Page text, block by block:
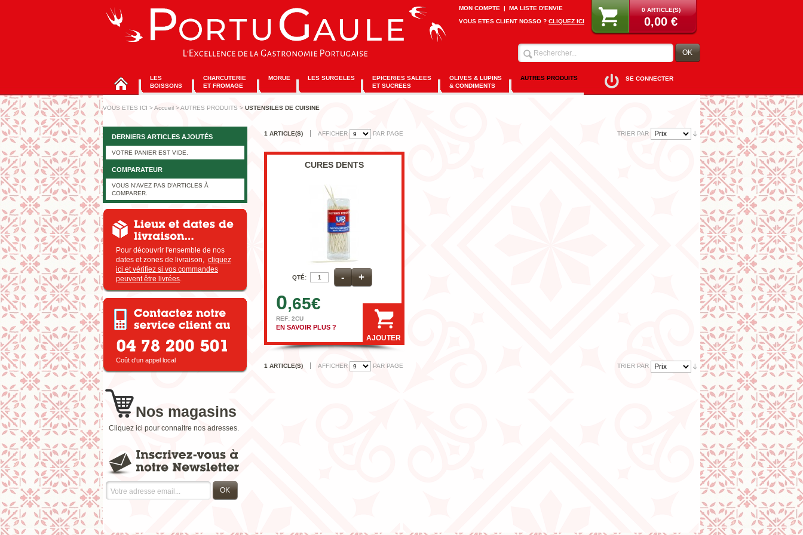
0 ARTICLE(S)
0,00 €
MON COMPTE | MA LISTE D'ENVIE
VOUS ETES CLIENT NOSSO ? CLIQUEZ ICI
OK
LES
BOISSONS
CHARCUTERIE
ET FROMAGE
MORUE LES SURGELES
EPICERIES SALEES
ET SUCREES
OLIVES & LUPINS
& CONDIMENTS
AUTRES PRODUITS SE CONNECTER
VOUS ETES ICI >Accueil >AUTRES PRODUITS > USTENSILES DE CUISINE
1 ARTICLE(S) AFFICHER PAR PAGE TRIER PAR
CURES DENTS
QTÉ: - +
0,65€
REF: 2CU
EN SAVOIR PLUS ?
AJOUTER
1 ARTICLE(S) AFFICHER PAR PAGE TRIER PAR
DERNIERS ARTICLES AJOUTÉS
VOTRE PANIER EST VIDE.
COMPARATEUR
VOUS N'AVEZ PAS D'ARTICLES À
COMPARER.
Pour découvrir l'ensemble de nos
dates et zones de livraison, cliquez
ici et vérifiez si vos commandes
peuvent être livrées.
Coût d'un appel local
Nos magasins
Cliquez ici pour connaitre nos adresses.
OK